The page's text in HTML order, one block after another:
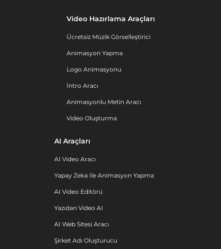
Video Hazırlama Araçları
Ücretsiz Müzik Görselleştirici
Animasyon Yapma
Logo Animasyonu
İntro Aracı
Animasyonlu Metin Aracı
Video Oluşturma
AI Araçları
AI Video Aracı
Yapay Zeka Ile Animasyon Yapma
AI Video Editörü
Yazıdan Video AI
AI Web Sitesi Aracı
Şirket Adı Oluşturucu